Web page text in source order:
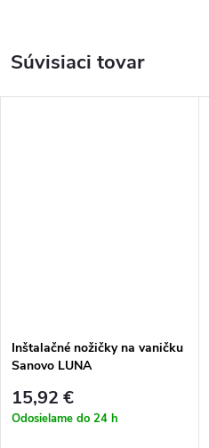
Súvisiaci tovar
Inštalačné nožičky na vaničku
Sanovo LUNA
15,92 €
Odosielame do 24 h